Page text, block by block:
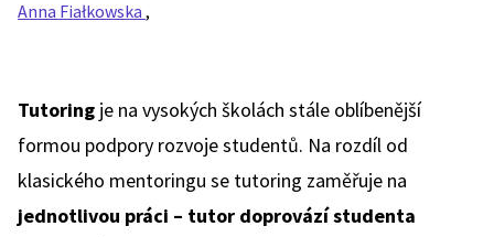
Anna Fiałkowska ,
Tutoring je na vysokých školách stále oblíbenější
formou podpory rozvoje studentů. Na rozdíl od
klasického mentoringu se tutoring zaměřuje na
jednotlivou práci – tutor doprovází studenta